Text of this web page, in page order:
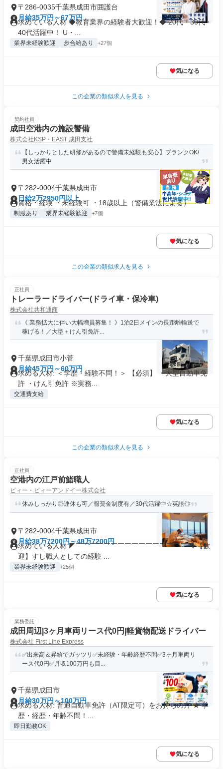
〒286-0035千葉県成田市囲護台
月給35万円～67万円
求めている人材 ◆教育業界の経験者大歓迎！◆ 20代・30代・
40代活躍中！ U・...
業界未経験歓迎 歩合給あり +27個
気になる
この企業の類似求人を見る
契約社員
成田空港内の施設警備
株式会社KSP・EAST 成田支社
【しっかりとした研修があるので警備未経験も安心】ブランクOK/
男女活躍中
〒282-0004千葉県成田市
日給2万2950円以上
資格・経験 ・未経験可 ・18歳以上（警備業法による）
制服あり 業界未経験歓迎 +7個
気になる
この企業の類似求人を見る
正社員
トレーラードライバー(ドライ車・保冷車)
株式会社共和通商
《 業務拡大に伴い大幅増員募集！ 》1泊2日メインの長距離輸送で
稼げる！／大型＋けん引免許...
千葉県成田市小菅
月給45万円～60万円
求める人材: ＜学歴・経験不問！＞ 【必須】 ・大型自動車免
許 ・けん引免許 ※実務...
交通費支給
気になる
この企業の類似求人を見る
正社員
空港内の江戸前鮨職人
ビィー・ビィーアンドイー株式会社
休みしっかり◎連休も可／報奨金制度有／30代活躍中☆英語◎
〒282-0004千葉県成田市
月給38万7200円～48万7200円
求めている人材 ◤￣￣￣￣￣￣￣￣￣￣￣￣￣￣￣￣◥ 【歓
迎】すし職人としての経験 ...
業界未経験歓迎 +25個
気になる
業務委託
成田周辺|3ヶ月車両リース代0円|軽貨物配送ドライバー
株式会社 First Line Express
✅出来高＆昇給でガッツリ✅未経験・年齢経歴不問✅3ヶ月車両リ
ース代0円✅月収100万円も目...
千葉県成田市
月給30万円～100万円
求める人材: 普通自動車免許（AT限定可）をお持ちの方 ★ 学
歴・経歴・年齢不問！...
即日勤務OK
気になる